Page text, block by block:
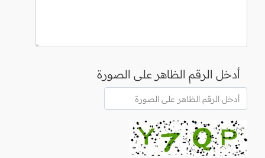
أدخل الرقم الظاهر على الصورة